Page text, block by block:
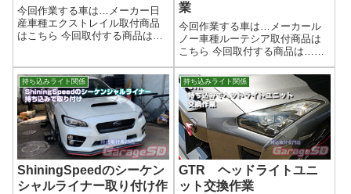
今回作業する車は…メーカー日
産車種エクストレイル取付商品
はこちら 今回取付する商品は…
作業写真商品によって、カバー
ごと交換するタイプやウインカ
ーの部分だけ交換するタイプな
どイロイロあり...
業
今回作業する車は…メーカール
ノー車種ルーテシア取付商品は
こちら 今回取付する商品は…
fcl. HIDキット作業写真なんか
この前バルブ交換したような…
作業完了持ち込みHIDキット取り
付け作業はガレージＳＤにお任
せください(^^)/作業時間(目...
持ち込みライト関係
ShiningSpeedのシーケン
シャルライナー取り付け作
持ち込みライト関係
GTR ヘッドライトユニ
ット交換作業